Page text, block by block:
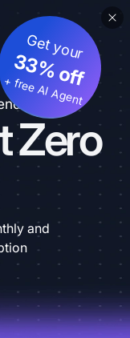
Zero
Get your
33% off
+ free AI Agent
and